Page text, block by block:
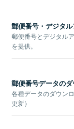
郵便番号・デジタ
郵便番号とデジタル
を提供。
郵便番号データの
各種データのダウン
更新）